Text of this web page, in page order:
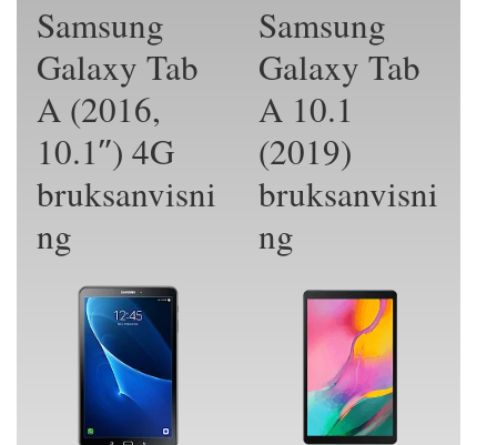
Samsung
Galaxy Tab
A (2016,
10.1″) 4G
bruksanvisni
ng
Samsung
Galaxy Tab
A 10.1
(2019)
bruksanvisni
ng